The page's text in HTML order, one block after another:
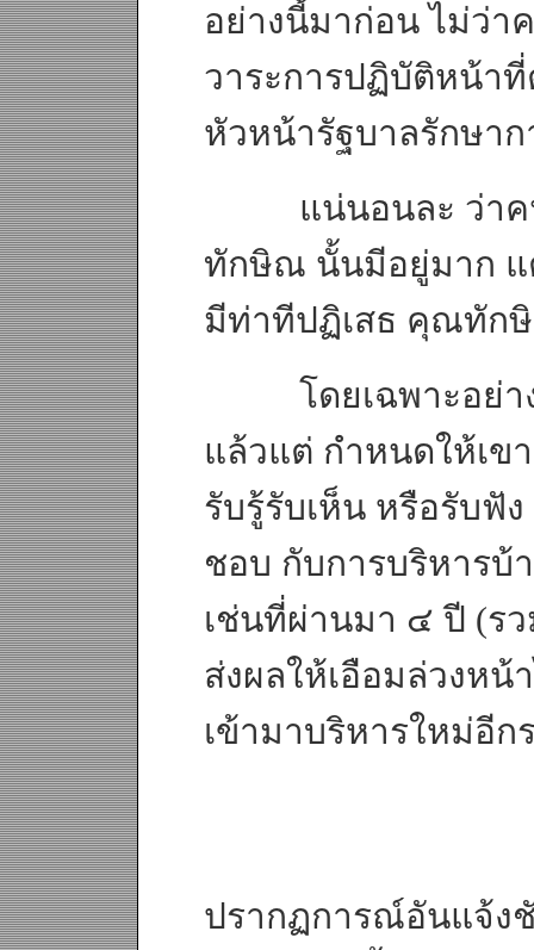
อย่างนี้มาก่อน ไม่ว่า
วาระการปฏิบัติหน้า
หัวหน้ารัฐบาลรักษาก
แน่นอนละ ว่าคน
ทักษิณ นั้นมีอยู่มาก แ
มีท่าทีปฏิเสธ คุณทัก
โดยเฉพาะอย่าง
แล้วแต่ กำหนดให้เข
รับรู้รับเห็น หรือรับฟั
ชอบ กับการบริหาร
เช่นที่ผ่านมา ๔ ปี (ร
ส่งผลให้เอือมล่วงหน้
เข้ามาบริหารใหม่อีก
ปรากฏการณ์อันแจ้ง